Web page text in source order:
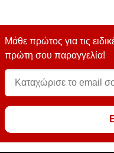
Μάθε πρώτος για τις
πρώτη σου παραγγελία!